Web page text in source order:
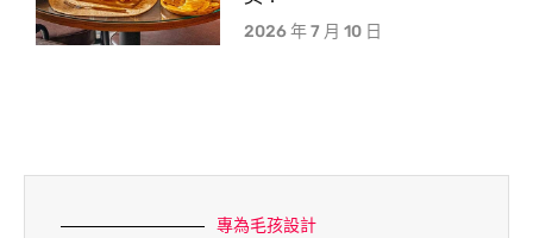
2026 年 7 月 10 日
專為毛孩設計